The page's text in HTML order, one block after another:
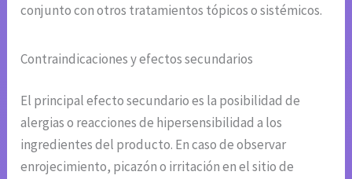
conjunto con otros tratamientos tópicos o sistémicos.
Contraindicaciones y efectos secundarios
El principal efecto secundario es la posibilidad de
alergias o reacciones de hipersensibilidad a los
ingredientes del producto. En caso de observar
enrojecimiento, picazón o irritación en el sitio de